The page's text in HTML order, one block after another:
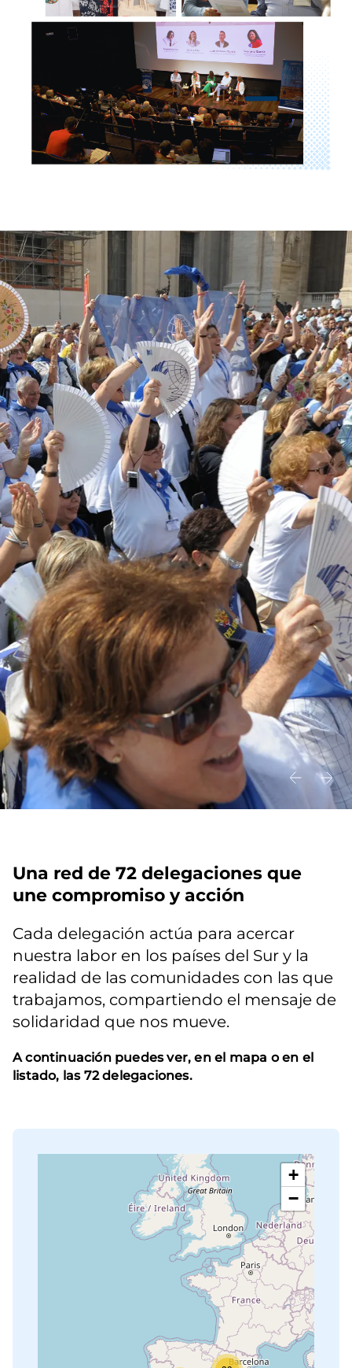
Una red de 72 delegaciones que
une compromiso y acción
Cada delegación actúa para acercar
nuestra labor en los países del Sur y la
realidad de las comunidades con las que
trabajamos, compartiendo el mensaje de
solidaridad que nos mueve.
A continuación puedes ver, en el mapa o en el
listado, las 72 delegaciones.
+
−